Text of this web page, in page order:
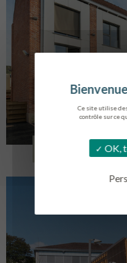
Ce site utilise
contrôle sur ce
OK,
LOG. JEUNES